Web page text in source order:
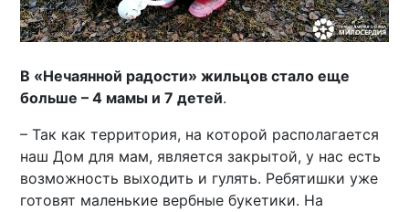
В «Нечаянной радости» жильцов стало еще
больше – 4 мамы и 7 детей.
– Так как территория, на которой располагается
наш Дом для мам, является закрытой, у нас есть
возможность выходить и гулять. Ребятишки уже
готовят маленькие вербные букетики. На